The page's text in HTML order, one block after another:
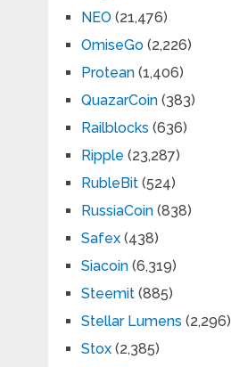
NEO (21,476)
OmiseGo(2,226)
Protean(1,406)
QuazarCoin(383)
Railblocks (636)
Ripple (23,287)
RubleBit(524)
RussiaCoin(838)
Safex(438)
Siacoin(6,319)
Steemit(885)
Stellar Lumens (2,296)
Stox(2,385)